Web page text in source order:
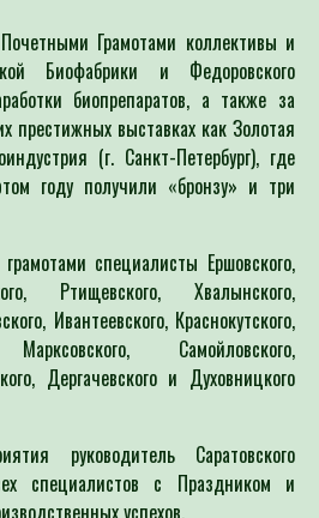
Грамотами коллективы и
Биофабрики и Федоровского
биопрепаратов, а также за
престижных выставках как Золотая
(г. Санкт-Петербург), где
году получили «бронзу» и три
специалисты Ершовского,
Ртищевского, Хвалынского,
Ивантеевского, Краснокутского,
Марксовского, Самойловского,
Дергачевского и Духовницкого
руководитель Саратовского
специалистов с Праздником и
успехов.